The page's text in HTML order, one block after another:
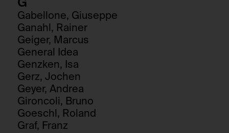
G
Gabellone, Giuseppe
Ganahl, Rainer
Geiger, Marcus
General Idea
Genzken, Isa
Gerz, Jochen
Geyer, Andrea
Gironcoli, Bruno
Goeschl, Roland
Graf, Franz